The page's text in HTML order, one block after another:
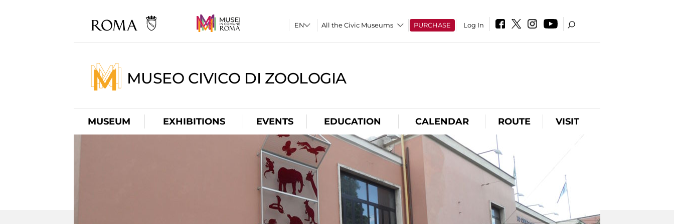
All the Civic Museums PURCHASE Log In
MUSEO CIVICO DI ZOOLOGIA
MUSEUM EXHIBITIONS EVENTS EDUCATION CALENDAR ROUTE VISIT